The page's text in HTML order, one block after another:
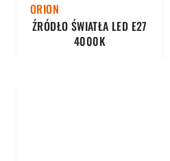
ORION
ŹRÓDŁO ŚWIATŁA LED E27
4000K